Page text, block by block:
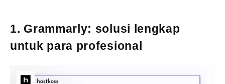
1. Grammarly: solusi lengkap
untuk para profesional